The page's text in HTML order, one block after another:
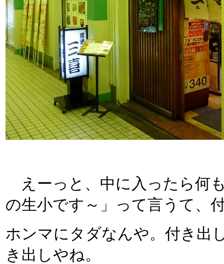
えーっと、中に入ったら何
の生小です～」って言うて、
ホンマにタダなんや。付き出
き出しやね。